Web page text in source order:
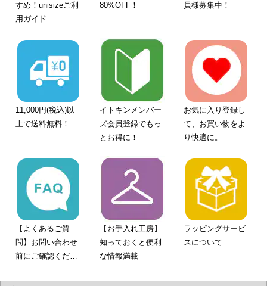
すめ！unisizeご利
用ガイド
80%OFF！
員様募集中！
11,000円(税込)以
上で送料無料！
イトキンメンバー
ズ会員登録でもっ
とお得に！
お気に入り登録し
て、お買い物をよ
り快適に。
【よくあるご質
問】お問い合わせ
前にご確認くださ
【お手入れ工房】
知っておくと便利
な情報満載
ラッピングサービ
スについて